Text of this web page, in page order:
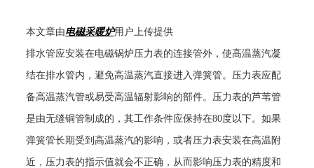
本文章由电磁采暖炉用户上传提供
排水管应安装在电磁锅炉压力表的连接管外，使高温蒸汽凝
结在排水管内，避免高温蒸汽直接进入弹簧管。压力表应配
备高温蒸汽管或易受高温辐射影响的部件。压力表的芦苇管
是由无缝铜管制成的，其工作条件应保持在80度以下。如果
弹簧管长期受到高温蒸汽的影响，或者压力表安装在高温附
近，压力表的指示值就会不正确，从而影响压力表的精度和